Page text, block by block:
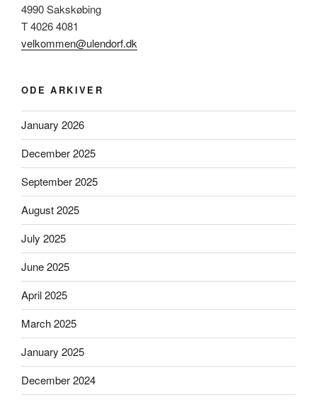
4990 Sakskøbing
T 4026 4081
velkommen@ulendorf.dk
ODE ARKIVER
January 2026
December 2025
September 2025
August 2025
July 2025
June 2025
April 2025
March 2025
January 2025
December 2024